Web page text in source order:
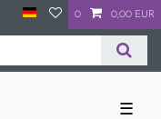
0 0,00 EUR
☰